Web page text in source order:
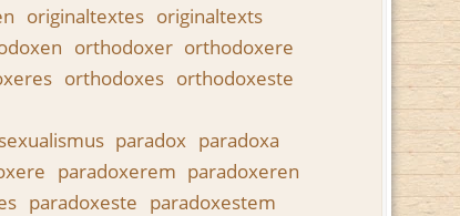
originaltextes originaltexts
orthodoxer orthodoxere
orthodoxes orthodoxeste
paradox paradoxa
paradoxerem paradoxeren
paradoxeste paradoxestem